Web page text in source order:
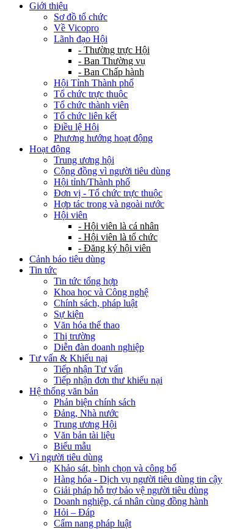
Giới thiệu
Sơ đồ tổ chức
Về Vicopro
Lãnh đạo Hội
- Thường trực Hội
- Ban Thường vụ
- Ban Chấp hành
Hội Tỉnh Thành phố
Tổ chức trực thuộc
Tổ chức thành viên
Tổ chức liên kết
Điều lệ Hội
Phương hướng hoạt động
Hoạt động
Trung ương hội
Cộng đồng vì người tiêu dùng
Hội tỉnh/Thành phố
Đơn vị - Tổ chức trực thuộc
Hợp tác trong và ngoài nước
Hội viên
- Hội viên là cá nhân
- Hội viên là tổ chức
- Đăng ký hội viên
Cảnh báo tiêu dùng
Tin tức
Tin tức tổng hợp
Khoa học và Công nghệ
Chính sách, pháp luật
Sự kiện
Văn hóa thể thao
Thị trường
Diễn đàn doanh nghiệp
Tư vấn & Khiếu nại
Tiếp nhận Tư vấn
Tiếp nhận đơn thư khiếu nại
Hệ thống văn bản
Phản biện chính sách
Đảng, Nhà nước
Trung ương Hội
Văn bản tài liệu
Biểu mẫu
Vì người tiêu dùng
Khảo sát, bình chọn và công bố
Hàng hóa - Dịch vụ người tiêu dùng tin cậy
Giải pháp hỗ trợ bảo vệ người tiêu dùng
Doanh nghiệp, cá nhân cùng đồng hành
Hỏi – Đáp
Cẩm nang pháp luật